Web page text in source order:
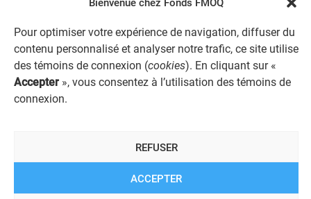
Pour optimiser votre expérience de navigation, diffuser du
contenu personnalisé et analyser notre trafic, ce site utilise
des témoins de connexion (cookies). En cliquant sur «
Accepter », vous consentez à l’utilisation des témoins de
connexion.
ACCEPTER
REFUSER
AVIS JURIDIQUE GÉNÉRAL
POLITIQUE DE TRAITEMENT DES PLAINTES
REGISTRE DES CONFLITS D'INTÉRÊTS